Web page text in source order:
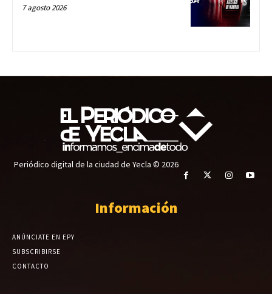
7 agosto 2026
Periódico digital de la ciudad de Yecla © 2026
Información
ANÚNCIATE EN EPY
SUBSCRIBIRSE
CONTACTO